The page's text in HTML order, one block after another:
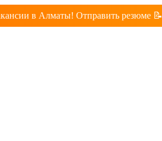
в Алматы! Отправить резюме 📝